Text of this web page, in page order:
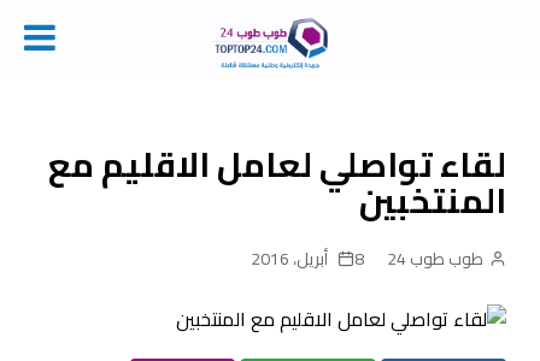
contentلقاء تواصلي لعامل الاقليم مع
المنتخبين
طوب طوب 24 8 أبريل، 2016